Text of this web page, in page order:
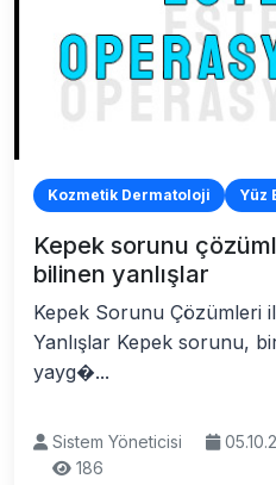
Kozmetik Dermatoloji Yüz
Kepek sorunu
bilinen yanlışlar
Kepek Sorunu Çözümleri
Yanlışlar Kepek sorunu,
yayg�...
Sistem Yöneticisi
186